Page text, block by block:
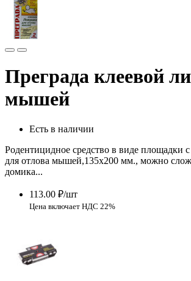
Преграда клеевой
мышей
Есть в наличии
Родентицидное средство в виде площадки
для отлова мышей,135х200 мм., можно
домика...
113.00 ₽/шт
Цена включает НДС 22%